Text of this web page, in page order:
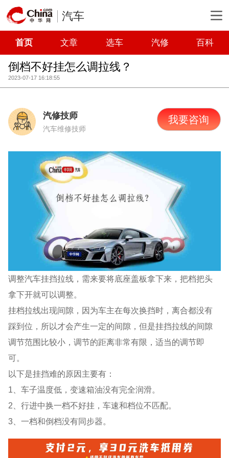
汽车
首页 文章 选车 汽修 百科
倒档不好挂怎么调拉线？
2023-07-17 16:18:55
汽修技师
汽车维修技师
我要咨询
调整汽车挂挡拉线，需来要将底座盖板拿下来，把档把头
拿下开就可以调整。
挂档拉线出现间隙，因为车主在每次换挡时，离合都没有
踩到位，所以才会产生一定的间隙，但是挂挡拉线的间隙
调节范围比较小，调节的距离非常有限，适当的调节即
可。
以下是挂挡难的原因主要有：
1、车子温度低，变速箱油没有完全润滑。
2、行进中换一档不好挂，车速和档位不匹配。
3、一档和倒档没有同步器。